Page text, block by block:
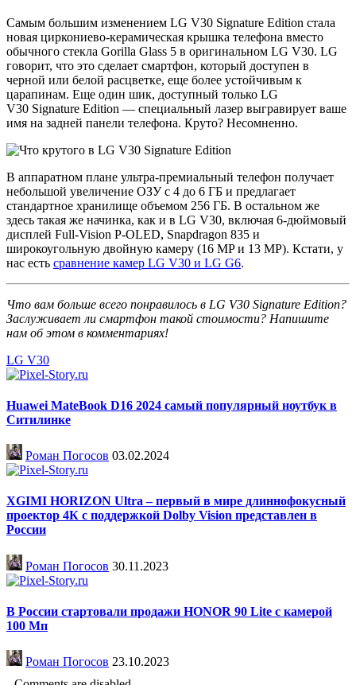
Самым большим изменением LG V30 Signature Edition стала
новая циркониево-керамическая крышка телефона вместо
обычного стекла Gorilla Glass 5 в оригинальном LG V30. LG
говорит, что это сделает смартфон, который доступен в
черной или белой расцветке, еще более устойчивым к
царапинам. Еще один шик, доступный только LG
V30 Signature Edition — специальный лазер выгравирует ваше
имя на задней панели телефона. Круто? Несомненно.
В аппаратном плане ультра-премиальный телефон получает
небольшой увеличение ОЗУ с 4 до 6 ГБ и предлагает
стандартное хранилище объемом 256 ГБ. В остальном же
здесь такая же начинка, как и в LG V30, включая 6-дюймовый
дисплей Full-Vision P-OLED, Snapdragon 835 и
широкоугольную двойную камеру (16 MP и 13 MP). Кстати, у
нас есть сравнение камер LG V30 и LG G6.
Что вам больше всего понравилось в LG V30 Signature Edition?
Заслуживает ли смартфон такой стоимости? Напишите
нам об этом в комментариях!
LG V30
Huawei MateBook D16 2024 самый популярный ноутбук в
Ситилинке
Роман Погосов 03.02.2024
XGIMI HORIZON Ultra – первый в мире длиннофокусный
проектор 4К с поддержкой Dolby Vision представлен в
России
Роман Погосов 30.11.2023
В России стартовали продажи HONOR 90 Lite с камерой
100 Мп
Роман Погосов 23.10.2023